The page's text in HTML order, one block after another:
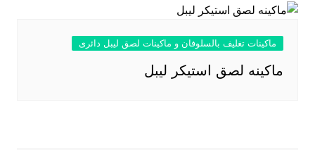
ماكينات تغليف بالسلوفان و ماكينات لصق ليبل دائرى
ماكينه لصق استيكر ليبل